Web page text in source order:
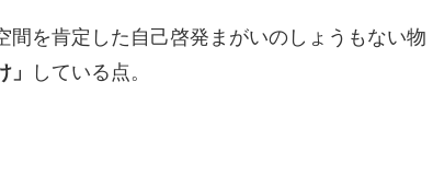
を肯定した自己啓発まがいのしょうもない物
している点。